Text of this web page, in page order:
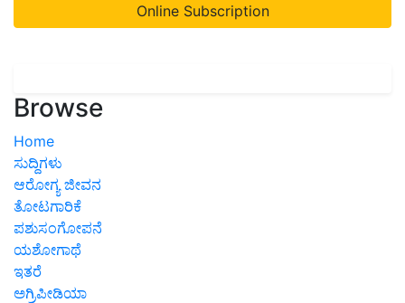
Online Subscription
Browse
Home
ಸುದ್ದಿಗಳು
ಆರೋಗ್ಯ ಜೀವನ
ತೋಟಗಾರಿಕೆ
ಪಶುಸಂಗೋಪನೆ
ಯಶೋಗಾಥೆ
ಇತರೆ
ಅಗ್ರಿಪೀಡಿಯಾ